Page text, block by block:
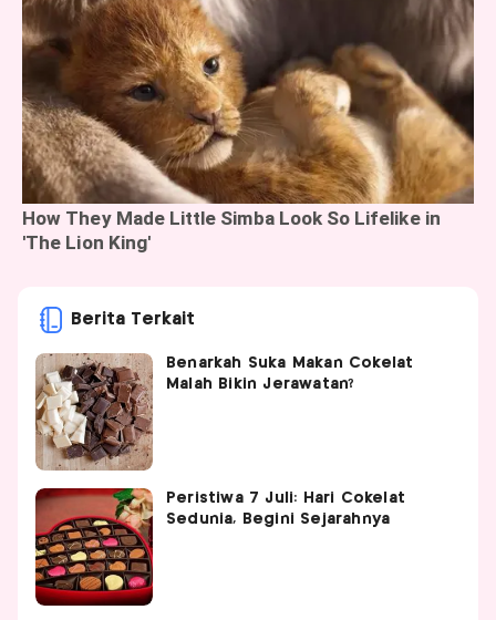
Berita Terkait
Benarkah Suka Makan Cokelat
Malah Bikin Jerawatan?
Peristiwa 7 Juli: Hari Cokelat
Sedunia, Begini Sejarahnya